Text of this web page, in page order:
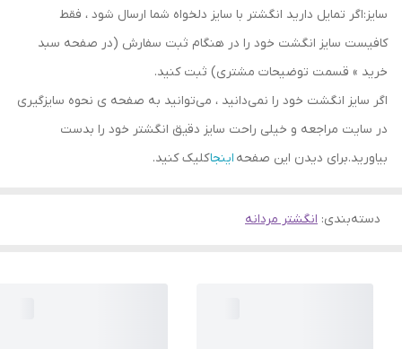
سایز:اگر تمایل دارید انگشتر با سایز دلخواه شما ارسال شود ، فقط
کافیست سایز انگشت خود را در هنگام ثبت سفارش (در صفحه سبد
خرید » قسمت توضیحات مشتری) ثبت کنید.
اگر سایز انگشت خود را نمی‌دانید ، می‌توانید به صفحه ی نحوه سایزگیری
در سایت مراجعه و خیلی راحت سایز دقیق انگشتر خود را بدست
بیاورید.برای دیدن این صفحه اینجاکلیک کنید.
دسته‌بندی: انگشتر مردانه